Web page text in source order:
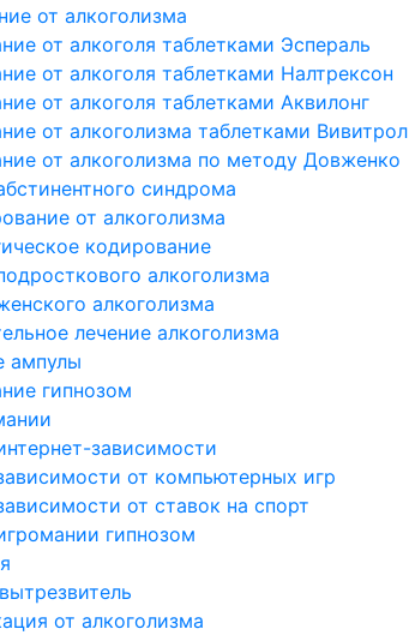
от алкоголизма
от алкоголя таблетками Эспераль
от алкоголя таблетками Налтрексон
от алкоголя таблетками Аквилонг
от алкоголизма таблетками Вивитрол
от алкоголизма по методу Довженко
синдрома
от алкоголизма
кодирование
алкоголизма
алкоголизма
лечение алкоголизма
ампулы
гипнозом
зависимости
от компьютерных игр
от ставок на спорт
гипнозом
от алкоголизма